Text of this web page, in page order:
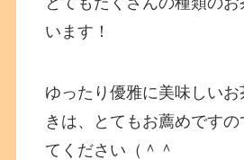
います！
ゆったり優雅に美味しいお
きは、とてもお薦めです
てください（＾＾